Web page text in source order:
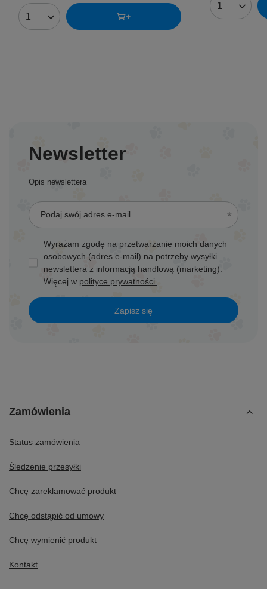
Ilość produktów
Ilość
Newsletter
Opis newslettera
Podaj swój adres e-mail
Wyrażam zgodę na przetwarzanie moich danych
osobowych (adres e-mail) na potrzeby wysyłki
newslettera z informacją handlową (marketing).
Więcej w polityce prywatności.
Zapisz się
Zamówienia
Status zamówienia
Śledzenie przesyłki
Chcę zareklamować produkt
Chcę odstąpić od umowy
Chcę wymienić produkt
Kontakt